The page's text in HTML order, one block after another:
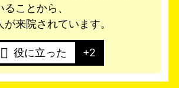
ことから、
来院されています。
役に立った +2